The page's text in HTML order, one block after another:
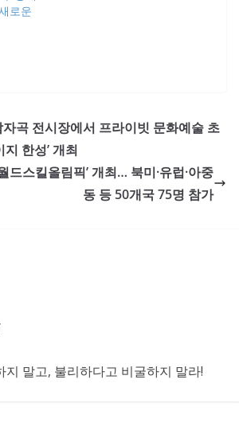
로운
곡 전시장에서 프라이빗 문화예술 초
지 한성’ 개최
드스킬올림픽’ 개최… 북미·유럽·아중
동 등 50개국 75명 참가
지 말고, 불리하다고 비굴하지 말라!